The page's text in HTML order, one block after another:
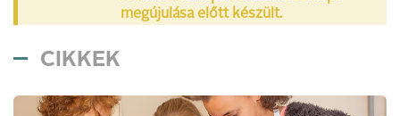
megújulása előtt készült.
CIKKEK